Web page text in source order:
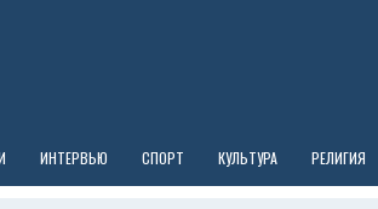
ИНТЕРВЬЮ СПОРТ КУЛЬТУРА РЕЛИГИЯ